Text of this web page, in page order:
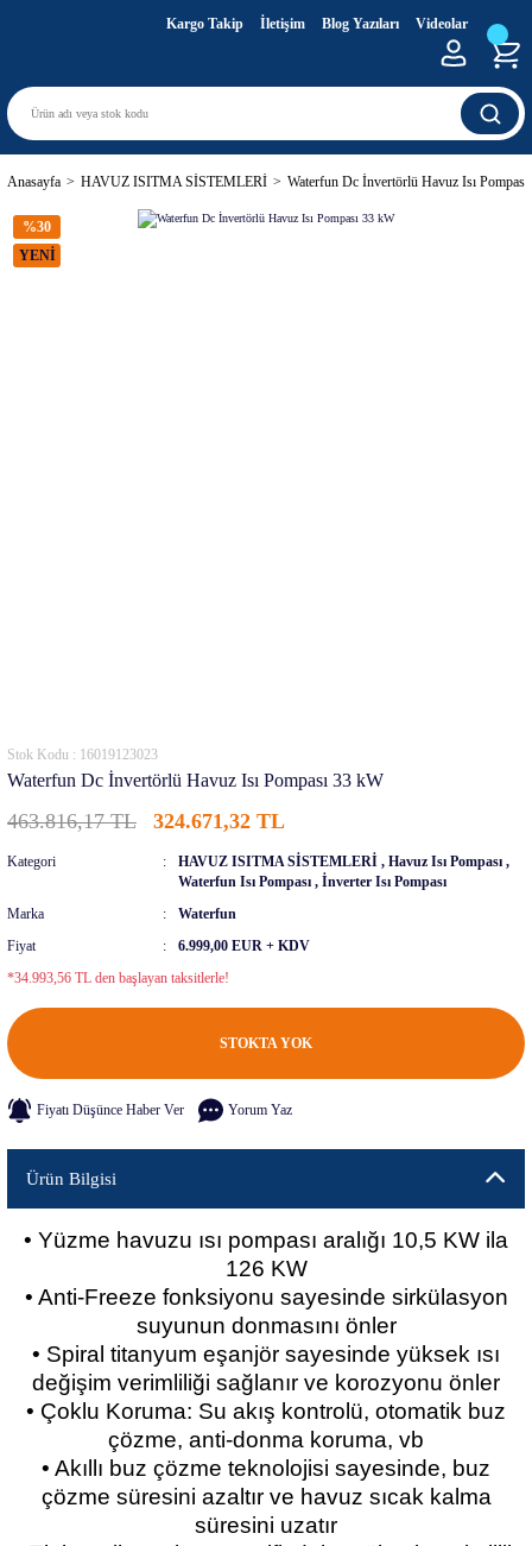
Kargo Takip İletişim Blog Yazıları Videolar
Anasayfa HAVUZ ISITMA SİSTEMLERİ Waterfun Dc İnvertörlü Havuz Isı
%30
YENİ
Stok Kodu : 16019123023
Waterfun Dc İnvertörlü Havuz Isı Pompası 33 kW
463.816,17 TL 324.671,32 TL
Kategori HAVUZ ISITMA SİSTEMLERİ , Havuz Isı Pompası ,
Waterfun Isı Pompası , İnverter Isı Pompası
Marka
Waterfun
Fiyat
6.999,00 EUR + KDV
*34.993,56 TL den başlayan taksitlerle!
STOKTA YOK
Fiyatı Düşünce Haber Ver Yorum Yaz
Ürün Bilgisi
• Yüzme havuzu ısı pompası aralığı 10,5 KW ila
126 KW
• Anti-Freeze fonksiyonu sayesinde sirkülasyon
suyunun donmasını önler
• Spiral titanyum eşanjör sayesinde yüksek ısı
değişim verimliliği sağlanır ve korozyonu önler
• Çoklu Koruma: Su akış kontrolü, otomatik buz
çözme, anti-donma koruma, vb
• Akıllı buz çözme teknolojisi sayesinde, buz
çözme süresini azaltır ve havuz sıcak kalma
süresini uzatır